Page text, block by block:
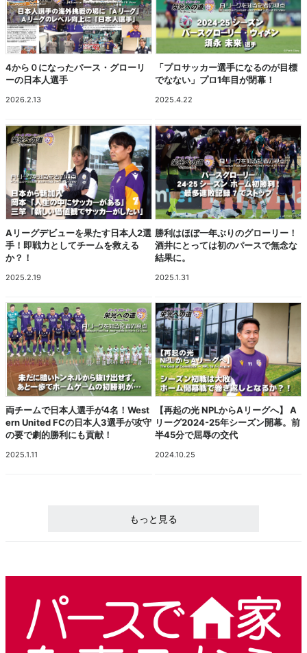
4から０になったパース・グローリ
ーの日本人選手
2026.2.13
「プロサッカー選手になるのが目標
でなない」プロ1年目が閉幕！
2025.4.22
Aリーグデビューを果たす日本人2選
手！即戦力としてチームを救える
か？！
2025.2.19
勝利はほぼ一年ぶりのグローリー！
酒井にとっては初のパースで無念な
結果に。
2025.1.31
両チームで日本人選手が4名！West
ern United FCの日本人3選手が攻守
の要で劇的勝利にも貢献！
2025.1.11
【再起の光 NPLからAリーグへ】 A
リーグ2024-25年シーズン開幕。前
半45分で屈辱の交代
2024.10.25
もっと見る